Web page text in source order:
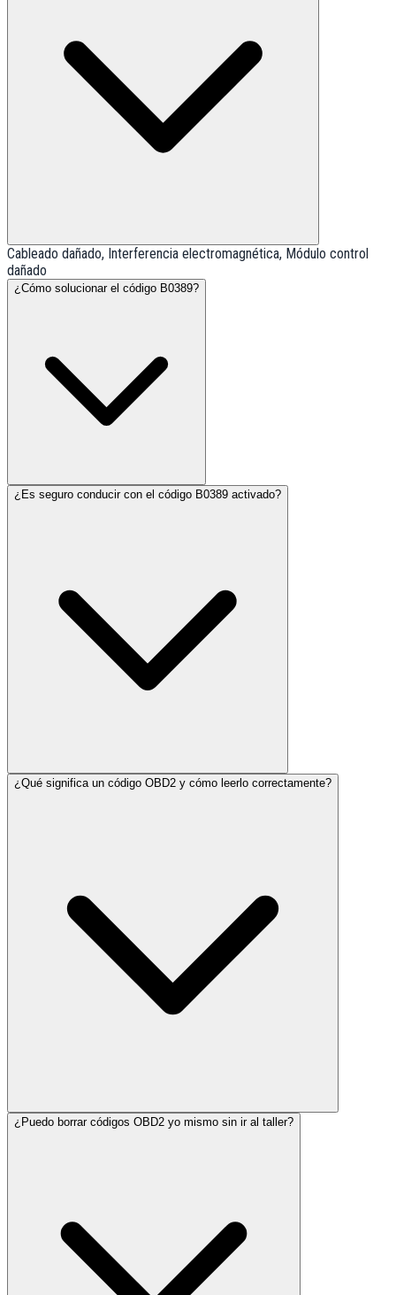
Cableado dañado, Interferencia electromagnética, Módulo control
dañado
¿Cómo solucionar el código B0389?
¿Es seguro conducir con el código B0389 activado?
¿Qué significa un código OBD2 y cómo leerlo correctamente?
¿Puedo borrar códigos OBD2 yo mismo sin ir al taller?